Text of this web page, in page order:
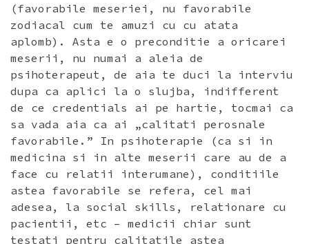
(favorabile meseriei, nu favorabile
zodiacal cum te amuzi cu cu atata
aplomb). Asta e o preconditie a oricarei
meserii, nu numai a aleia de
psihoterapeut, de aia te duci la interviu
dupa ca aplici la o slujba, indifferent
de ce credentials ai pe hartie, tocmai ca
sa vada aia ca ai „calitati perosnale
favorabile.” In psihoterapie (ca si in
medicina si in alte meserii care au de a
face cu relatii interumane), conditiile
astea favorabile se refera, cel mai
adesea, la social skills, relationare cu
pacientii, etc – medicii chiar sunt
testati pentru calitatile astea